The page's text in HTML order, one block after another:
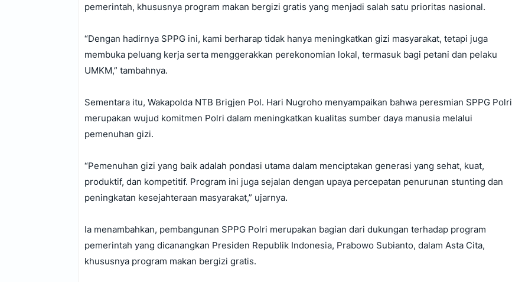
pemerintah, khususnya program makan bergizi gratis yang menjadi salah satu prioritas nasional.
‎“Dengan hadirnya SPPG ini, kami berharap tidak hanya meningkatkan gizi masyarakat, tetapi juga
membuka peluang kerja serta menggerakkan perekonomian lokal, termasuk bagi petani dan pelaku
UMKM,” tambahnya.
‎Sementara itu, Wakapolda NTB Brigjen Pol. Hari Nugroho menyampaikan bahwa peresmian SPPG Polri
merupakan wujud komitmen Polri dalam meningkatkan kualitas sumber daya manusia melalui
pemenuhan gizi.
‎“Pemenuhan gizi yang baik adalah pondasi utama dalam menciptakan generasi yang sehat, kuat,
produktif, dan kompetitif. Program ini juga sejalan dengan upaya percepatan penurunan stunting dan
peningkatan kesejahteraan masyarakat,” ujarnya.
‎Ia menambahkan, pembangunan SPPG Polri merupakan bagian dari dukungan terhadap program
pemerintah yang dicanangkan Presiden Republik Indonesia, Prabowo Subianto, dalam Asta Cita,
khususnya program makan bergizi gratis.